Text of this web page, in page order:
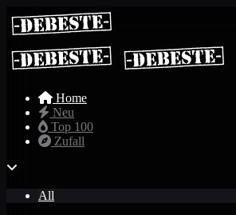
Home
Neu
Top 100
Zufall
All